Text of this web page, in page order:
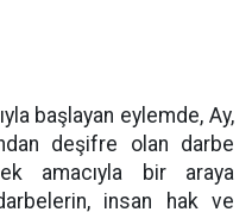
başlayan eylemde, Ay,
deşifre olan darbe
amacıyla bir araya
insan hak ve